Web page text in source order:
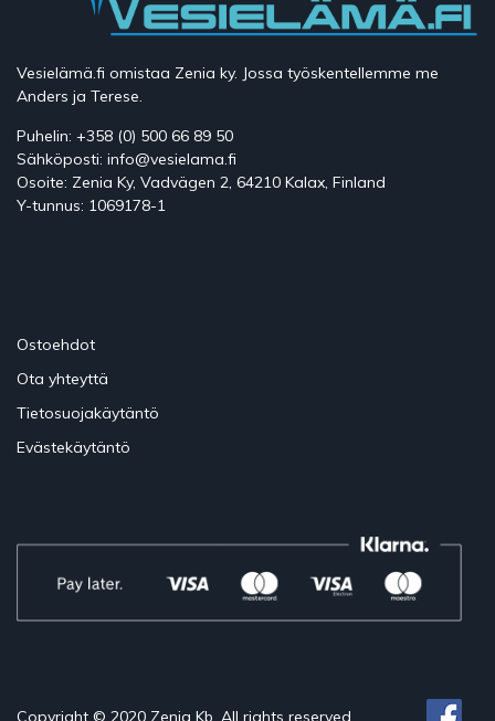
Vesielämä.fi omistaa Zenia ky. Jossa työskentellemme me
Anders ja Terese.
Puhelin: +358 (0) 500 66 89 50
Sähköposti: info@vesielama.fi
Osoite: Zenia Ky, Vadvägen 2, 64210 Kalax, Finland
Y-tunnus: 1069178-1
Ostoehdot
Ota yhteyttä
Tietosuojakäytäntö
Evästekäytäntö
Copyright © 2020 Zenia Kb. All rights reserved.